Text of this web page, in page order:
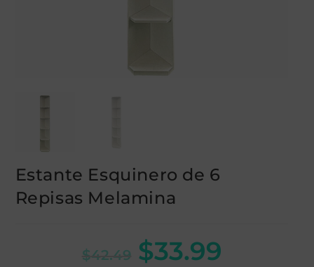
Estante Esquinero de 6
Repisas Melamina
$42.49 $33.99